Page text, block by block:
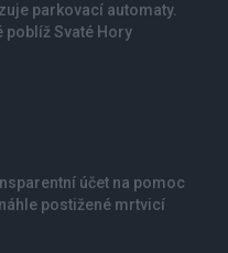
parkovací automaty.
poblíž Svaté Hory
účet na pomoc
postižené mrtvicí